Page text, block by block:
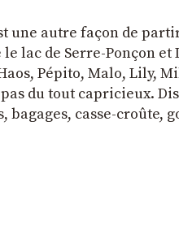
une autre façon de
lac de Serre-Ponçon et
Pépito, Malo, Lily,
du tout capricieux.
bagages, casse-croûte,